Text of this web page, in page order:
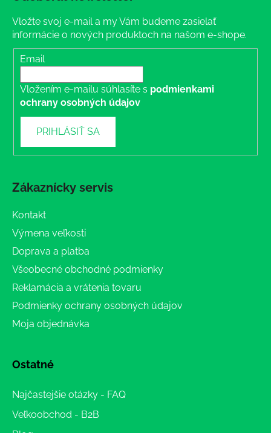
Vložte svoj e-mail a my Vám budeme zasielať
informácie o nových produktoch na našom e-shope.
Email
Vložením e-mailu súhlasíte s podmienkami
ochrany osobných údajov
PRIHLÁSIŤ SA
Zákaznícky servis
Kontakt
Výmena veľkosti
Doprava a platba
Všeobecné obchodné podmienky
Reklamácia a vrátenia tovaru
Podmienky ochrany osobných údajov
Moja objednávka
Ostatné
Najčastejšie otázky - FAQ
Veľkoobchod - B2B